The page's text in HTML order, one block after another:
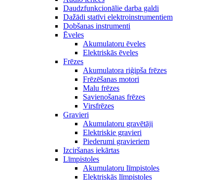
Daudzfunkcionālie darba galdi
Dažādi statīvi elektroinstrumentiem
Dobšanas instrumenti
Ēveles
Akumulatoru ēveles
Elektriskās ēveles
Frēzes
Akumulatora riģipša frēzes
Frēzēšanas motori
Malu frēzes
Savienošanas frēzes
Virsfrēzes
Gravieri
Akumulatoru gravētāji
Elektriskie gravieri
Piederumi gravieriem
Izciršanas iekārtas
Līmpistoles
Akumulatoru līmpistoles
Elektriskās līmpistoles